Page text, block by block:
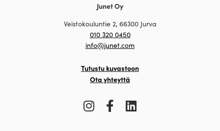
Junet Oy
Veistokouluntie 2, 66300 Jurva
010 320 0450
info@junet.com
Tutustu kuvastoon
Ota yhteyttä